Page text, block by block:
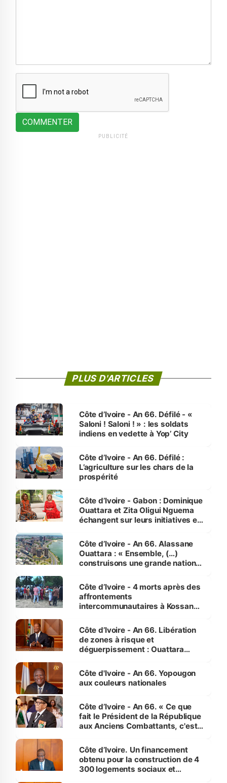
COMMENTER
PUBLICITÉ
PLUS D'ARTICLES
Côte d’Ivoire - An 66. Défilé - «
Saloni ! Saloni ! » : les soldats
indiens en vedette à Yop’ City
Côte d’Ivoire - An 66. Défilé :
L’agriculture sur les chars de la
prospérité
Côte d’Ivoire - Gabon : Dominique
Ouattara et Zita Oligui Nguema
échangent sur leurs initiatives en
enfants
Côte d’Ivoire - An 66. Alassane
Ouattara : « Ensemble, (…)
construisons une grande nation
générations futures »
Côte d’Ivoire - 4 morts après des
affrontements
intercommunautaires à Kossandji
milieu des sinistrés
Côte d’Ivoire - An 66. Libération
de zones à risque et
déguerpissement : Ouattara
l'Etat de droit pour préserver les
vies humaines »
Côte d'Ivoire - An 66. Yopougon
aux couleurs nationales
Côte d’Ivoire - An 66. « Ce que
fait le Président de la République
aux Anciens Combattants, c'est
Côte d’Ivoire. Un financement
obtenu pour la construction de 4
300 logements sociaux et